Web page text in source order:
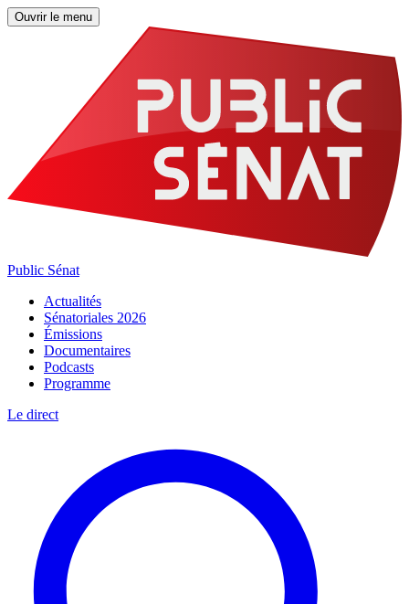
Ouvrir le menu
Public Sénat
Actualités
Sénatoriales 2026
Émissions
Documentaires
Podcasts
Programme
Le direct